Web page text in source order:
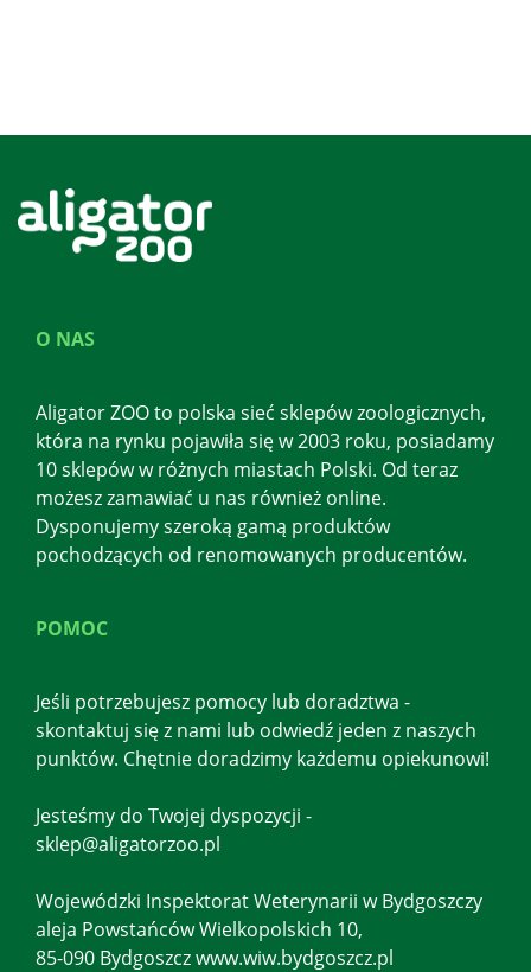
O NAS
Aligator ZOO to polska sieć sklepów zoologicznych,
która na rynku pojawiła się w 2003 roku, posiadamy
10 sklepów w różnych miastach Polski. Od teraz
możesz zamawiać u nas również online.
Dysponujemy szeroką gamą produktów
pochodzących od renomowanych producentów.
POMOC
Jeśli potrzebujesz pomocy lub doradztwa -
skontaktuj się z nami lub odwiedź jeden z naszych
punktów. Chętnie doradzimy każdemu opiekunowi!
Jesteśmy do Twojej dyspozycji -
sklep@aligatorzoo.pl
Wojewódzki Inspektorat Weterynarii w Bydgoszczy
aleja Powstańców Wielkopolskich 10,
85-090 Bydgoszcz www.wiw.bydgoszcz.pl